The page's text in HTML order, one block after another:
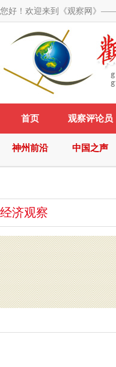
您好！欢迎来到《观察网》——
首页 观察评论员
神州前沿 中国之声
经济观察